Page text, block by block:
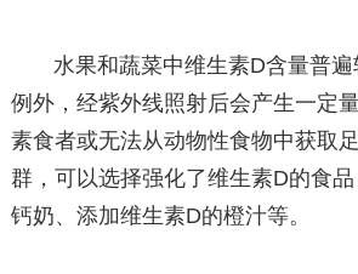
水果和蔬菜中维生素D含量普
例外，经紫外线照射后会产生一定
素食者或无法从动物性食物中获取
群，可以选择强化了维生素D的食
钙奶、添加维生素D的橙汁等。